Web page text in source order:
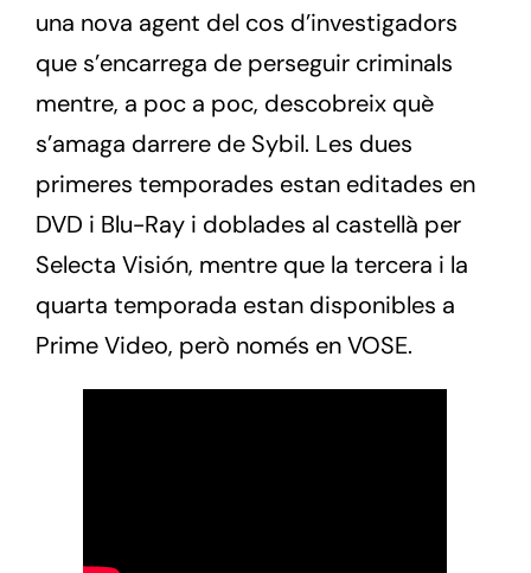
una nova agent del cos d’investigadors
que s’encarrega de perseguir criminals
mentre, a poc a poc, descobreix què
s’amaga darrere de Sybil. Les dues
primeres temporades estan editades en
DVD i Blu-Ray i doblades al castellà per
Selecta Visión, mentre que la tercera i la
quarta temporada estan disponibles a
Prime Video, però només en VOSE.